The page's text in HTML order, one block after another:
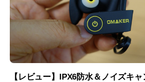
【レビュー】IPX6防水＆ノイズキ